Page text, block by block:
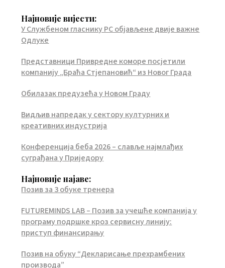
Најновије вијести:
У Службеном гласнику РС објављене двије важне
Одлуке
Представници Привредне коморе посјетили
компанију „Браћа Стјепановић“ из Новог Града
Обилазак предузећа у Новом Граду
Видљив напредак у сектору културних и
креативних индустрија
Конференција беба 2026 – славље најмлађих
суграђана у Приједору
Најновије најаве:
Позив за 3 обуке тренера
FUTUREMINDS LAB – Позив за учешће компанија у
програму подршке кроз сервисну линију:
приступ финансирању
Позив на обуку “Декларисање прехрамбених
производа”